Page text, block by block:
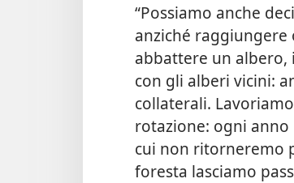
“Possiamo anche
anziché
abbattere un albero,
con gli alberi vicini:
collaterali.
rotazione: ogni
cui non ritorneremo
foresta lasciamo